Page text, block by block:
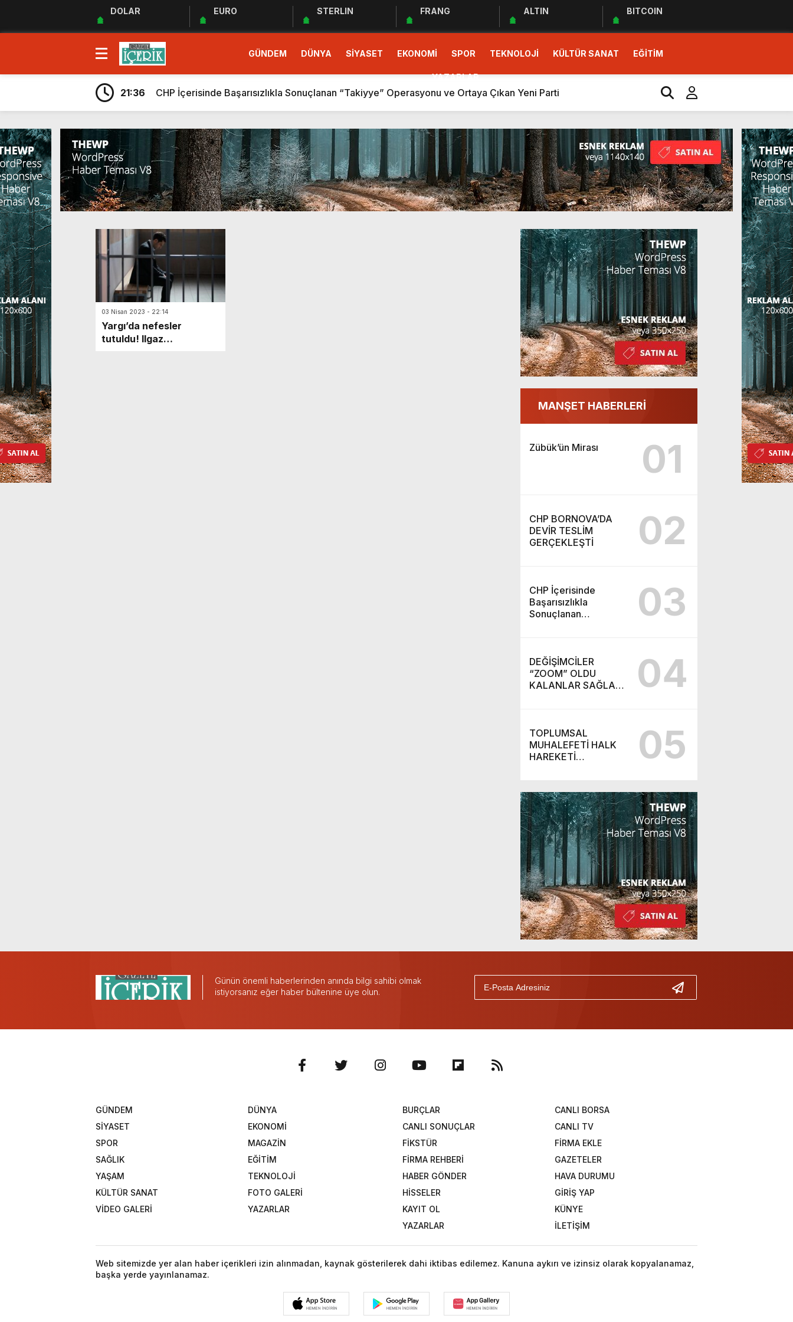
DOLAR EURO STERLIN FRANG ALTIN BITCOIN
GÜNDEM DÜNYA SİYASET EKONOMİ SPOR TEKNOLOJİ KÜLTÜR SANAT EĞİTİM
YAZARLAR
14:56
EKREM İMAMOĞLUNU SAVUNURKEN TÜKENEN CHP GENÇLİĞİ
22:45
CHP BORNOVA’DA DEVİR TESLİM GERÇEKLEŞTİ
21:36
CHP İçerisinde Başarısızlıkla Sonuçlanan “Takiyye” Operasyonu ve Ortaya Çıkan Yeni Parti
0:38
DEĞİŞİMCİLER “ZOOM” OLDU KALANLAR SAĞLAR BİZİMDİR! (İZMİR’DE CHP’DE YENİ SOLUK!)
18:03
HIRS-DÜŞÜŞ-TEFEKKÜR
13:02
DERHALCİLER!
20:01
Savaşın Gürültüsünde Kaybolan İnsanlık
20:29
“Haydi geçmiş olsun emeklilere…”
21:53
İnsanlık ve Yapay Zekâ: Kaynak Rekabeti ve Gelecek Perspektifi
14:56
EKREM İMAMOĞLUNU SAVUNURKEN TÜKENEN CHP GENÇLİĞİ
22:45
CHP BORNOVA’DA DEVİR TESLİM GERÇEKLEŞTİ
03 Nisan 2023 - 22:14
Yargı’da nefesler
tutuldu! Ilgaz
MANŞET HABERLERİ
Zübük’ün Mirası 01
CHP BORNOVA’DA
DEVİR TESLİM
GERÇEKLEŞTİ
02
CHP İçerisinde
Başarısızlıkla
Sonuçlanan
Parti
03
DEĞİŞİMCİLER
“ZOOM” OLDU
KALANLAR SAĞLAR
04
TOPLUMSAL
MUHALEFETİ HALK
HAREKETİ
05
Günün önemli haberlerinden anında bilgi sahibi olmak
istiyorsanız eğer haber bültenine üye olun.
GÜNDEM
DÜNYA
SİYASET
EKONOMİ
SPOR
MAGAZİN
SAĞLIK
EĞİTİM
YAŞAM
TEKNOLOJİ
KÜLTÜR SANAT
FOTO GALERİ
VİDEO GALERİ
YAZARLAR
BURÇLAR
CANLI BORSA
CANLI SONUÇLAR
CANLI TV
FİKSTÜR
FİRMA EKLE
FİRMA REHBERİ
GAZETELER
HABER GÖNDER
HAVA DURUMU
HİSSELER
GİRİŞ YAP
KAYIT OL
KÜNYE
YAZARLAR
İLETİŞİM
Web sitemizde yer alan haber içerikleri izin alınmadan, kaynak gösterilerek dahi iktibas edilemez. Kanuna aykırı ve izinsiz olarak kopyalanamaz,
başka yerde yayınlanamaz.